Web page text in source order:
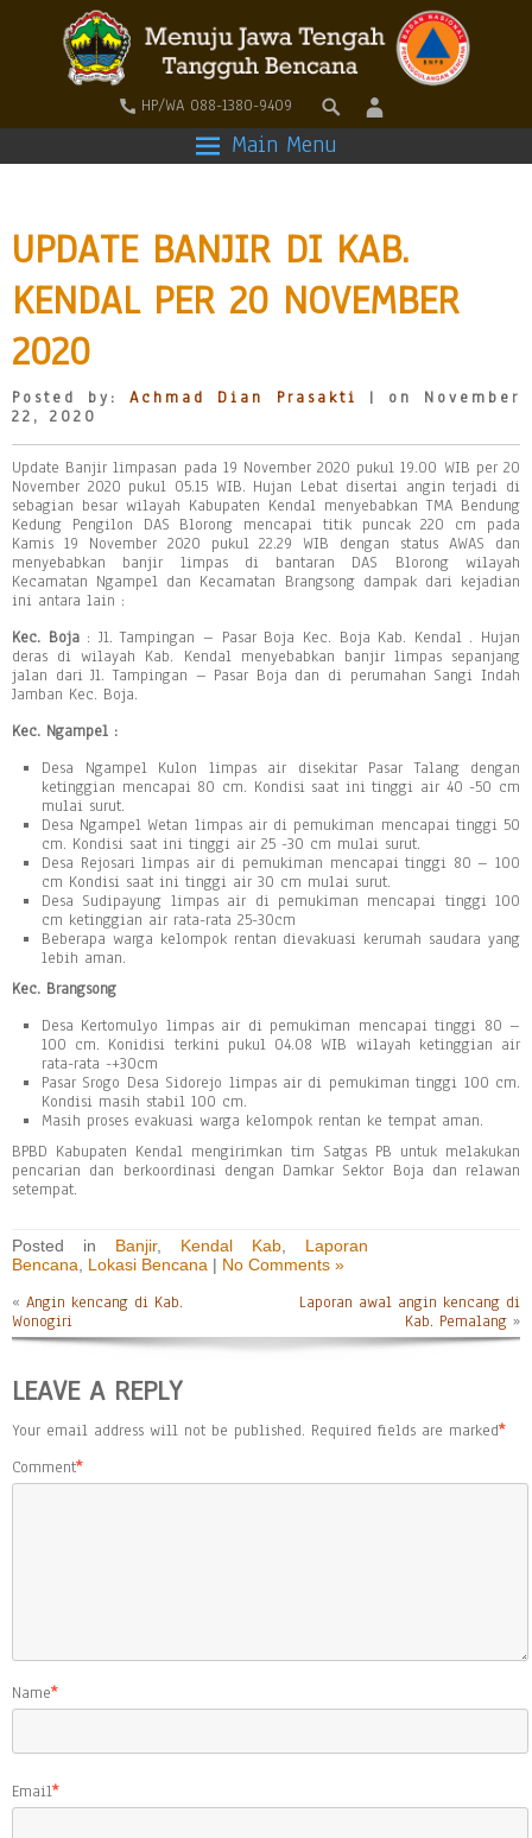
HP/WA 088-1380-9409
Main Menu
UPDATE BANJIR DI KAB.
KENDAL PER 20 NOVEMBER
2020
Posted by:Achmad Dian Prasakti
| on November
22, 2020
Update Banjir limpasan pada 19 November 2020 pukul 19.00 WIB per 20
November 2020 pukul 05.15 WIB. Hujan Lebat disertai angin terjadi di
sebagian besar wilayah Kabupaten Kendal menyebabkan TMA Bendung
Kedung Pengilon DAS Blorong mencapai titik puncak 220 cm pada
Kamis 19 November 2020 pukul 22.29 WIB dengan status AWAS dan
menyebabkan banjir limpas di bantaran DAS Blorong wilayah
Kecamatan Ngampel dan Kecamatan Brangsong dampak dari kejadian
ini antara lain :
Kec. Boja: Jl. Tampingan – Pasar Boja Kec. Boja Kab. Kendal . Hujan
deras di wilayah Kab. Kendal menyebabkan banjir limpas sepanjang
jalan dari Jl. Tampingan – Pasar Boja dan di perumahan Sangi Indah
Jamban Kec. Boja.
Kec. Ngampel :
Desa Ngampel Kulon limpas air disekitar Pasar Talang dengan
ketinggian mencapai 80 cm. Kondisi saat ini tinggi air 40 -50 cm
mulai surut.
Desa Ngampel Wetan limpas air di pemukiman mencapai tinggi 50
cm. Kondisi saat ini tinggi air 25 -30 cm mulai surut.
Desa Rejosari limpas air di pemukiman mencapai tinggi 80 – 100
cm Kondisi saat ini tinggi air 30 cm mulai surut.
Desa Sudipayung limpas air di pemukiman mencapai tinggi 100
cm ketinggian air rata-rata 25-30cm
Beberapa warga kelompok rentan dievakuasi kerumah saudara yang
lebih aman.
Kec. Brangsong
Desa Kertomulyo limpas air di pemukiman mencapai tinggi 80 –
100 cm. Konidisi terkini pukul 04.08 WIB wilayah ketinggian air
rata-rata -+30cm
Pasar Srogo Desa Sidorejo limpas air di pemukiman tinggi 100 cm.
Kondisi masih stabil 100 cm.
Masih proses evakuasi warga kelompok rentan ke tempat aman.
BPBD Kabupaten Kendal mengirimkan tim Satgas PB untuk melakukan
pencarian dan berkoordinasi dengan Damkar Sektor Boja dan relawan
setempat.
Posted in Banjir, Kendal Kab, Laporan
Bencana
Lokasi Bencana | No Comments »
« Angin kencang di Kab.
Wonogiri
Laporan awal angin kencang di
Kab. Pemalang »
LEAVE A REPLY
Your email address will not be published. Required fields are marked*
Comment*
Name*
Email*